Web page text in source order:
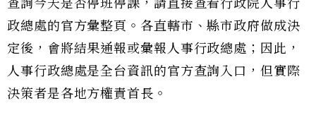
查詢今天是否停班停課，請直接查看行政院人事行
政總處的官方彙整頁。各直轄市、縣市政府做成決
定後，會將結果通報或彙報人事行政總處；因此，
人事行政總處是全台資訊的官方查詢入口，但實際
決策者是各地方權責首長。